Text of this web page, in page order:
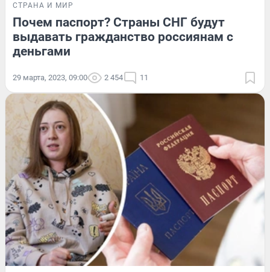
СТРАНА И МИР
Почем паспорт? Страны СНГ будут
выдавать гражданство россиянам с
деньгами
29 марта, 2023, 09:00 2 454 11